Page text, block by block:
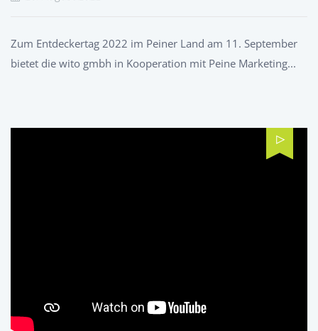
Zum Entdeckertag 2022 im Peiner Land am 11. September
bietet die wito gmbh in Kooperation mit Peine Marketing...